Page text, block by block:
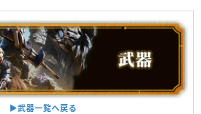
▶︎武器一覧へ戻る